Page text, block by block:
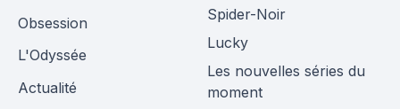
Obsession
L'Odyssée
Actualité
Spider-Noir
Lucky
Les nouvelles séries du
moment